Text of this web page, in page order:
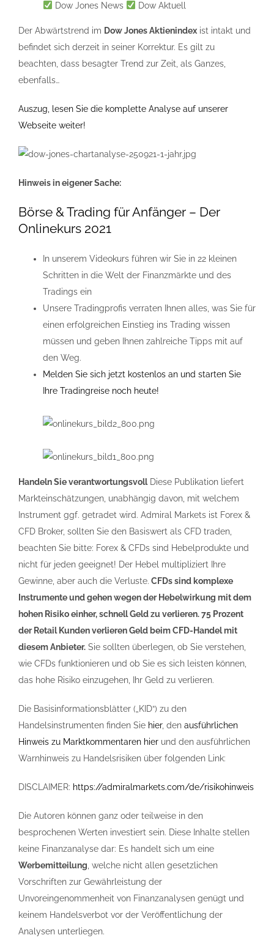
Dow Jones News
Dow Aktuell
Der Abwärtstrend im Dow Jones Aktienindex ist intakt und
befindet sich derzeit in seiner Korrektur. Es gilt zu
beachten, dass besagter Trend zur Zeit, als Ganzes,
ebenfalls…
Auszug, lesen Sie die komplette Analyse auf unserer
Webseite weiter!
Hinweis in eigener Sache:
Börse & Trading für Anfänger – Der
Onlinekurs 2021
In unserem Videokurs führen wir Sie in 22 kleinen
Schritten in die Welt der Finanzmärkte und des
Tradings ein
Unsere Tradingprofis verraten Ihnen alles, was Sie für
einen erfolgreichen Einstieg ins Trading wissen
müssen und geben Ihnen zahlreiche Tipps mit auf
den Weg.
Melden Sie sich jetzt kostenlos an und starten Sie
Ihre Tradingreise noch heute!
Handeln Sie verantwortungsvollDiese Publikation liefert
Markteinschätzungen, unabhängig davon, mit welchem
Instrument ggf. getradet wird. Admiral Markets ist Forex &
CFD Broker, sollten Sie den Basiswert als CFD traden,
beachten Sie bitte: Forex & CFDs sind Hebelprodukte und
nicht für jeden geeignet! Der Hebel multipliziert Ihre
Gewinne, aber auch die Verluste. CFDs sind komplexe
Instrumente und gehen wegen der Hebelwirkung mit dem
hohen Risiko einher, schnell Geld zu verlieren. 75 Prozent
der Retail Kunden verlieren Geld beim CFD-Handel mit
diesem Anbieter. Sie sollten überlegen, ob Sie verstehen,
wie CFDs funktionieren und ob Sie es sich leisten können,
das hohe Risiko einzugehen, Ihr Geld zu verlieren.
Die Basisinformationsblätter („KID“) zu den
Handelsinstrumenten finden Sie hier, den ausführlichen
Hinweis zu Marktkommentaren hier und den ausführlichen
Warnhinweis zu Handelsrisiken über folgenden Link:
DISCLAIMER: https://admiralmarkets.com/de/risikohinweis
Die Autoren können ganz oder teilweise in den
besprochenen Werten investiert sein. Diese Inhalte stellen
keine Finanzanalyse dar: Es handelt sich um eine
Werbemitteilung , welche nicht allen gesetzlichen
Vorschriften zur Gewährleistung der
Unvoreingenommenheit von Finanzanalysen genügt und
keinem Handelsverbot vor der Veröffentlichung der
Analysen unterliegen.